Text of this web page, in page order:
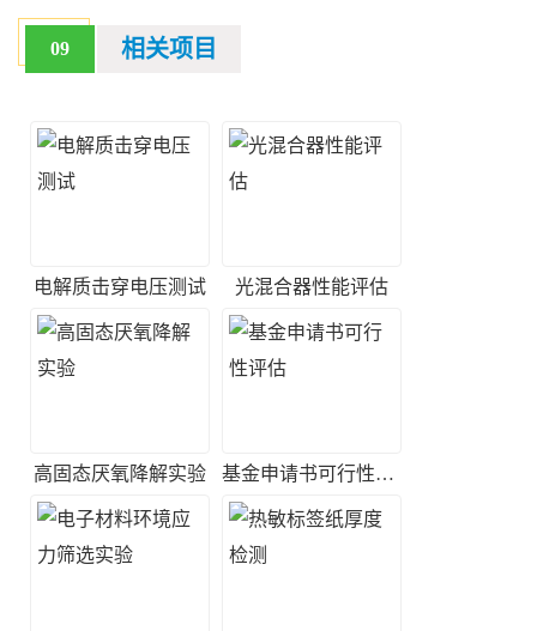
09 相关项目
电解质击穿电压测试 光混合器性能评估
高固态厌氧降解实验 基金申请书可行性评估